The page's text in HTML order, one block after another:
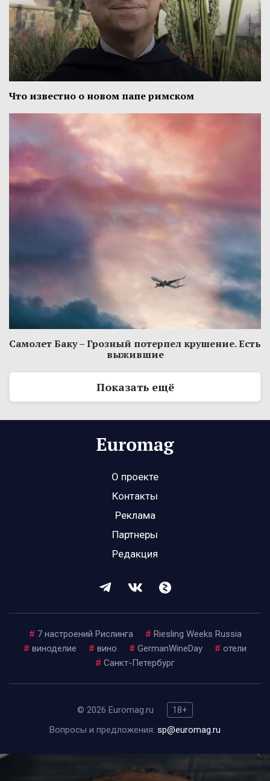
Что известно о новом папе римском
Самолет Баку – Грозный потерпел крушение. Есть
выжившие
Показать ещё
О проекте
Контакты
Реклама
Партнеры
Редакция
# 7 настроений Рислинга # Riesling Weeks Russia
# виноделие # вино # GermanWineDay # отели
# Санкт-Петербург
© 2026 Euromag.ru
18+
Вопросы и предложения: sp@euromag.ru